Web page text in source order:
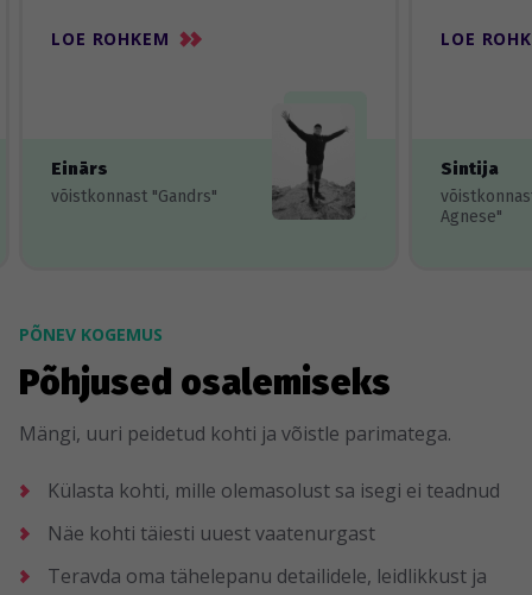
LOE ROHKEM
Einārs
võistkonnast "Gandrs"
LOE
Sintija
Agnese"
PÕNEV KOGEMUS
Põhjused osalemiseks
Mängi, uuri peidetud kohti ja võistle parimatega.
Külasta kohti, mille olemasolust sa isegi ei teadnud
Näe kohti täiesti uuest vaatenurgast
Teravda oma tähelepanu detailidele, leidlikkust ja